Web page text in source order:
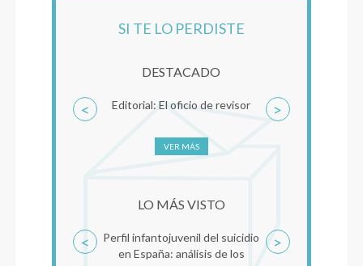
SI TE LO PERDISTE
DESTACADO
Editorial: El oficio de revisor
VER MÁS
< >
LO MÁS VISTO
Perfil infantojuvenil del suicidio
en España: análisis de los
< >